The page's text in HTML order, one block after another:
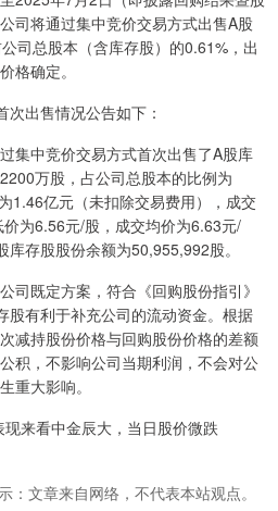
司将通过集中竞价交易方式出售A股
司总股本（含库存股）的0.61%，出
格确定。
出售情况公告如下：
中竞价交易方式首次出售了A股库
万股，占公司总股本的比例为
1.46亿元（未扣除交易费用），成交
为6.56元/股，成交均价为6.63元/
存股股份余额为50,955,992股。
既定方案，符合《回购股份指引》
股有利于补充公司的流动资金。根据
减持股份价格与回购股份价格的差额
积，不影响公司当期利润，不会对公
重大影响。
来看中金辰大，当日股价微跌
：文章来自网络，不代表本站观点。